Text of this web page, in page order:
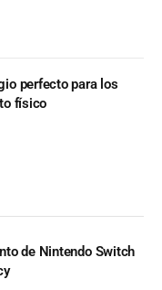
perfecto para los
físico
de Nintendo Switch